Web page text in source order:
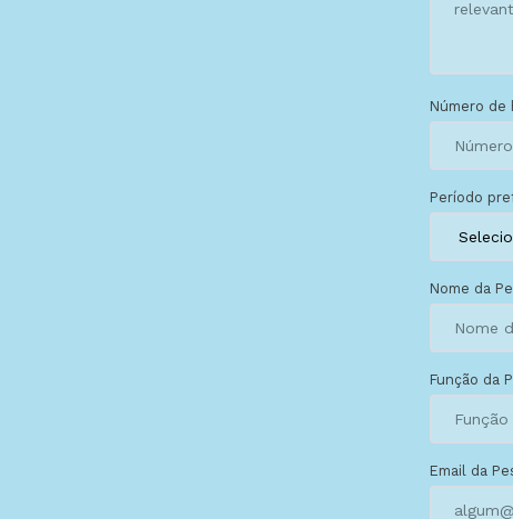
Número de
Período
Nome da
Função da
Email da